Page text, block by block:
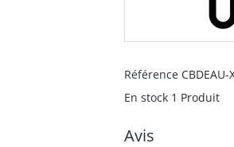
Référence
En stock 1 Produit
Avis